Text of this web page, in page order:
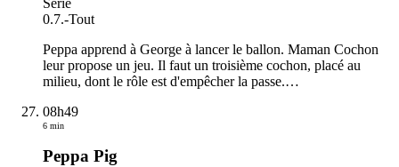
0.7.-Tout
Peppa apprend à George à lancer le ballon. Maman Cochon
leur propose un jeu. Il faut un troisième cochon, placé au
milieu, dont le rôle est d'empêcher la passe.…
08h49
6 min
Peppa Pig